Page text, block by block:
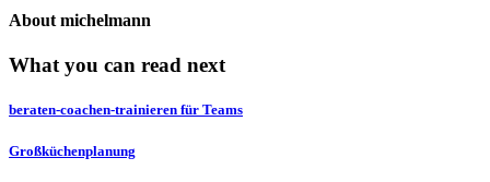
About michelmann
What you can read next
beraten-coachen-trainieren für Teams
Großküchenplanung